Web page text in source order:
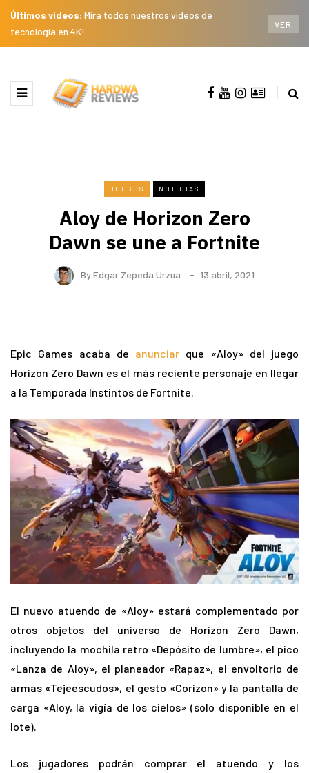
Últimos videos: Mira todos nuestros videos de
tecnología en 4K!
VER
JUEGOS NOTICIAS
Aloy de Horizon Zero
Dawn se une a Fortnite
ByEdgar Zepeda Urzua 13 abril, 2021
Epic Games acaba de anunciar que «Aloy» del juego
Horizon Zero Dawn es el más reciente personaje en llegar
a la Temporada Instintos de Fortnite.
El nuevo atuendo de «Aloy» estará complementado por
otros objetos del universo de Horizon Zero Dawn,
incluyendo la mochila retro «Depósito de lumbre», el pico
«Lanza de Aloy», el planeador «Rapaz», el envoltorio de
armas «Tejeescudos», el gesto «Corizon» y la pantalla de
carga «Aloy, la vigía de los cielos» (solo disponible en el
lote).
Los jugadores podrán comprar el atuendo y los